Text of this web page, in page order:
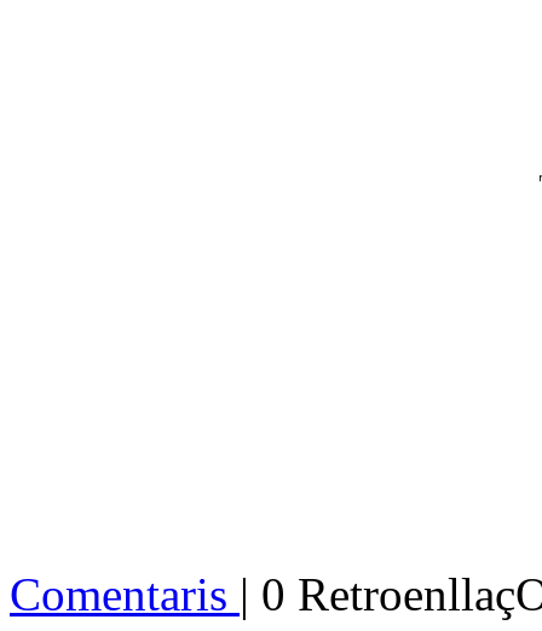
Comentaris | 0